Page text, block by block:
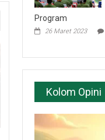
Program
26 Maret 2023
Kolom Opini